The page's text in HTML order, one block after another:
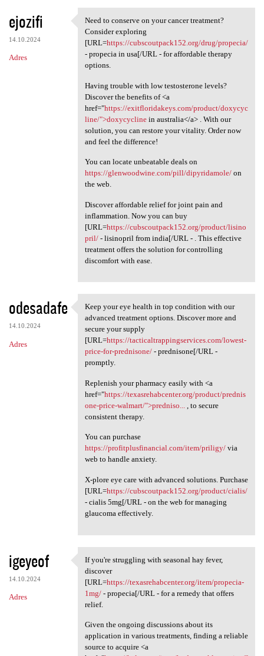
ejozifi
14.10.2024
Adres
Need to conserve on your
Need to conserve on your cancer treatment?
Consider exploring
[URL=https://cubscoutpack152.org/drug/propecia/
- propecia in usa[/URL - for affordable therapy
options.
Having trouble with low testosterone levels?
Discover the benefits of <a
href="https://exitfloridakeys.com/product/doxycyc
line/">doxycyclinein australia</a> . With our
solution, you can restore your vitality. Order now
and feel the difference!
You can locate unbeatable deals on
https://glenwoodwine.com/pill/dipyridamole/on
the web.
Discover affordable relief for joint pain and
inflammation. Now you can buy
[URL=https://cubscoutpack152.org/product/lisino
pril/- lisinopril from india[/URL - . This effective
treatment offers the solution for controlling
discomfort with ease.
odesadafe
14.10.2024
Adres
Keep your eye health in top
Keep your eye health in top condition with our
advanced treatment options. Discover more and
secure your supply
[URL=https://tacticaltrappingservices.com/lowest-
price-for-prednisone/- prednisone[/URL -
promptly.
Replenish your pharmacy easily with <a
href="https://texasrehabcenter.org/product/prednis
one-price-walmart/">predniso...
, to secure
consistent therapy.
You can purchase
https://profitplusfinancial.com/item/priligy/via
web to handle anxiety.
X-plore eye care with advanced solutions. Purchase
[URL=https://cubscoutpack152.org/product/cialis/
- cialis 5mg[/URL - on the web for managing
glaucoma effectively.
igeyeof
14.10.2024
Adres
If you're struggling with
If you're struggling with seasonal hay fever,
discover
[URL=https://texasrehabcenter.org/item/propecia-
1mg/- propecia[/URL - for a remedy that offers
relief.
Given the ongoing discussions about its
application in various treatments, finding a reliable
source to acquire <a